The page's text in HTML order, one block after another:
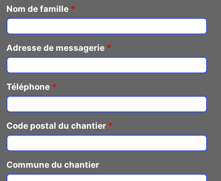
Nom de famille *
Adresse de messagerie *
Téléphone *
Code postal du chantier *
Commune du chantier